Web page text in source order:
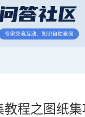
教程之图纸集